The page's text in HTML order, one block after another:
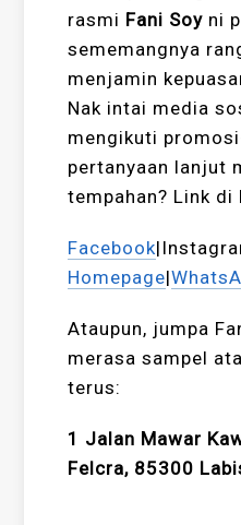
rasmi Fani Soy ni
sememangnya
menjamin
Nak intai media
mengikuti
pertanyaan lanjut
tempahan? Link di
Facebook
Homepage|
Ataupun, jumpa
merasa sampel
terus:
1 Jalan Mawar
Felcra, 85300